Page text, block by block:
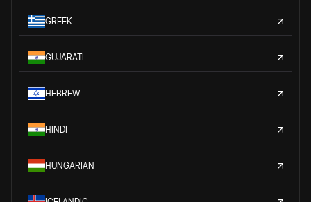
GREEK
GUJARATI
HEBREW
HINDI
HUNGARIAN